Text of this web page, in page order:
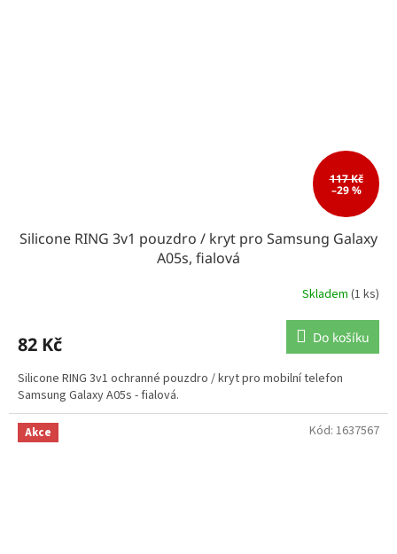
117 Kč
–29 %
Silicone RING 3v1 pouzdro / kryt pro Samsung Galaxy
A05s, fialová
Skladem (1 ks)
82 Kč Do košíku
Silicone RING 3v1 ochranné pouzdro / kryt pro mobilní telefon
Samsung Galaxy A05s - fialová.
Akce Kód: 1637567